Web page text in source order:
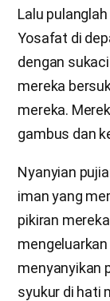
Lalu
Yosafat di
dengan
mereka
mereka.
gambus dan
Nyanyian
iman yang
pikiran
menyanyikan
syukur di hati